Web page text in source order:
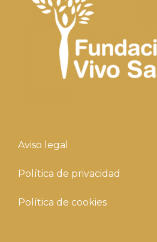
Aviso legal
Política de privacidad
Política de cookies